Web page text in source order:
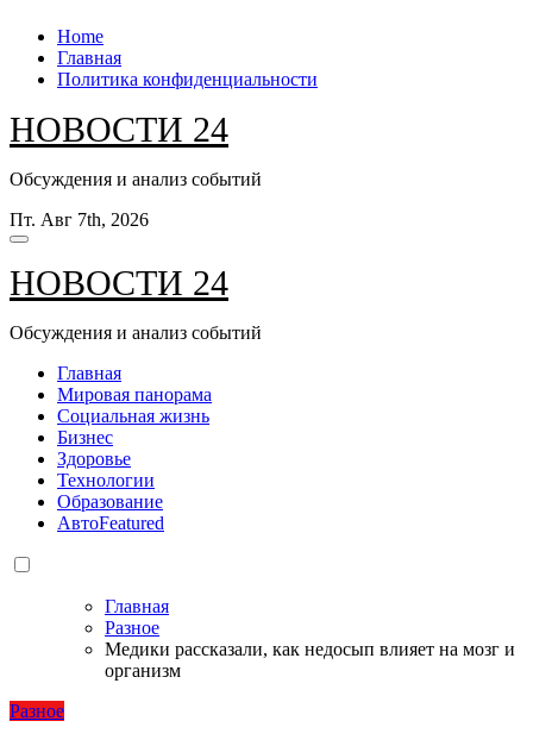
Перейти
содержанию
Home
Главная
Политика конфиденциальности
НОВОСТИ 24
Обсуждения и анализ событий
Пт. Авг 7th, 2026
НОВОСТИ 24
Обсуждения и анализ событий
Главная
Мировая панорама
Социальная жизнь
Бизнес
Здоровье
Технологии
Образование
АвтоFeatured
Главная
Разное
Медики рассказали, как недосып влияет на мозг и
организм
Разное